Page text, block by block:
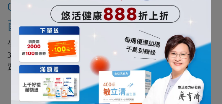
Q3：孕婦、小孩可以吃300億純淨益生
菌嗎？
孕婦、哺乳婦女、小朋友、上班族、銀髮族都是可以食用
300 億純淨益生菌的喔！內含的 2 大專利菌 + 5 種益生菌都
對這些族群有幫助。